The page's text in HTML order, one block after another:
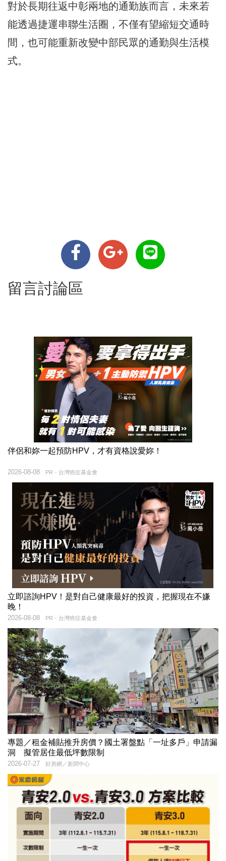
對於長期往返中彰兩地的通勤族而言，未來若
能透過捷運串聯生活圈，不僅有望縮短交通時
間，也可能重新改變中部民眾的通勤與生活模
式。
留言討論區
伴侶和妳一起預防HPV，才有資格說愛妳！
PR・台灣癌症基金會
2026-08-08
立即諮詢HPV！是對自己健康最好的投資，把握現在不嫌
晚！
PR・台灣癌症基金會
2026-08-08
專題／租金補貼推升房價？國土署盤點「一址多戶」申請漏
洞 擬管居住最低坪數限制
好房網／新聞中心
2026-07-27